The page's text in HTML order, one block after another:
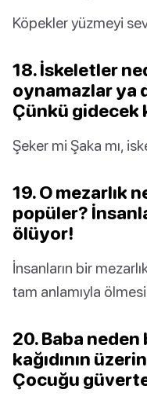
Köpekler yüzmeyi
18. İskeletler
oynamazlar ya
Çünkü gidecek
Şeker mi Şaka mı,
19. O mezarlık
popüler?
ölüyor!
İnsanların bir
tam anlamıyla
20. Baba
kağıdının
Çocuğu